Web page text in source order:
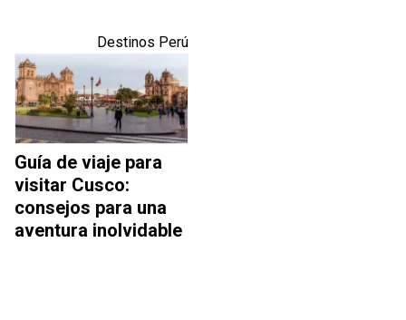
Destinos Perú
Guía de viaje para
visitar Cusco:
consejos para una
aventura inolvidable